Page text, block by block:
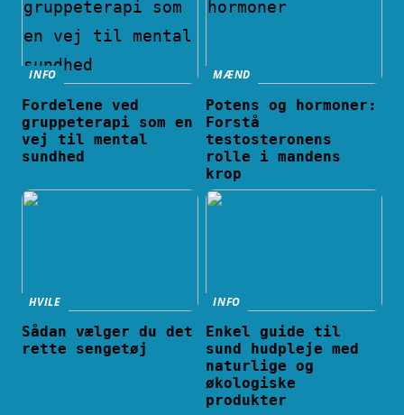
INFO
Fordelene ved
gruppeterapi som en
vej til mental
sundhed
MÆND
Potens og hormoner:
Forstå
testosteronens
rolle i mandens
krop
HVILE
Sådan vælger du det
rette sengetøj
INFO
Enkel guide til
sund hudpleje med
naturlige og
økologiske
produkter